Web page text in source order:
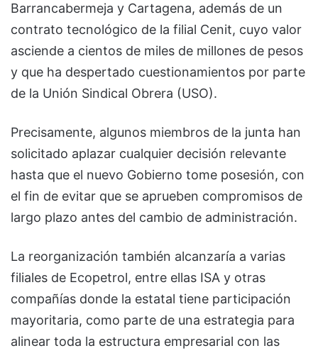
Barrancabermeja y Cartagena, además de un
contrato tecnológico de la filial Cenit, cuyo valor
asciende a cientos de miles de millones de pesos
y que ha despertado cuestionamientos por parte
de la Unión Sindical Obrera (USO).
Precisamente, algunos miembros de la junta han
solicitado aplazar cualquier decisión relevante
hasta que el nuevo Gobierno tome posesión, con
el fin de evitar que se aprueben compromisos de
largo plazo antes del cambio de administración.
La reorganización también alcanzaría a varias
filiales de Ecopetrol, entre ellas ISA y otras
compañías donde la estatal tiene participación
mayoritaria, como parte de una estrategia para
alinear toda la estructura empresarial con las